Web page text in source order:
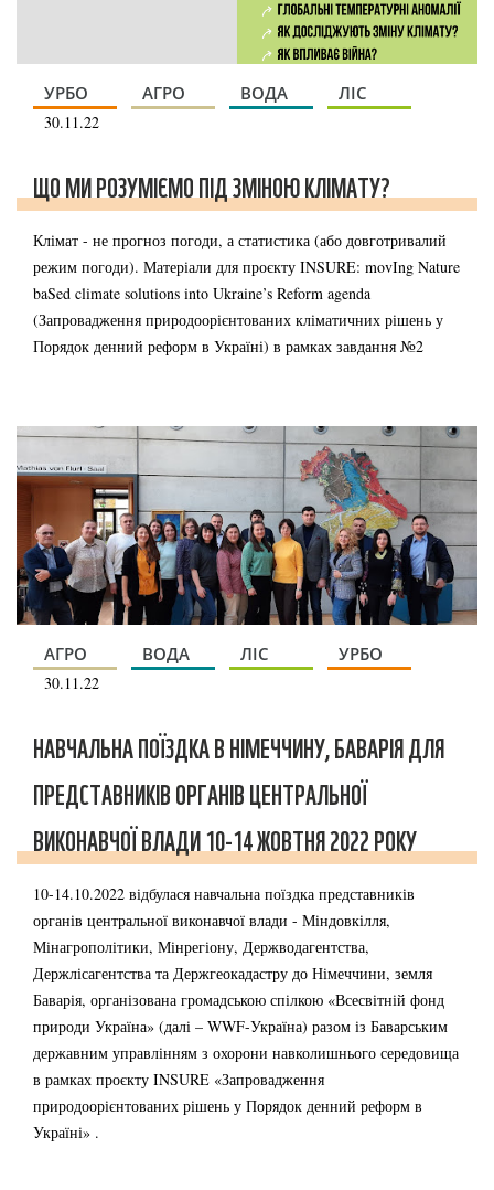
УРБО АГРО ВОДА ЛІС
30.11.22
ЩО МИ РОЗУМІЄМО ПІД ЗМІНОЮ КЛІМАТУ?
Клімат - не прогноз погоди, а статистика (або довготривалий
режим погоди). Матеріали для проєкту INSURE: movIng Nature
baSed climate solutions into Ukraine’s Reform agenda
(Запровадження природоорієнтованих кліматичних рішень у
Порядок денний реформ в Україні) в рамках завдання №2
АГРО ВОДА ЛІС УРБО
30.11.22
НАВЧАЛЬНА ПОЇЗДКА В НІМЕЧЧИНУ, БАВАРІЯ ДЛЯ
ПРЕДСТАВНИКІВ ОРГАНІВ ЦЕНТРАЛЬНОЇ
ВИКОНАВЧОЇ ВЛАДИ 10-14 ЖОВТНЯ 2022 РОКУ
10-14.10.2022 відбулася навчальна поїздка представників
органів центральної виконавчої влади - Міндовкілля,
Мінагрополітики, Мінрегіону, Держводагентства,
Держлісагентства та Держгеокадастру до Німеччини, земля
Баварія, організована громадською спілкою «Всесвітній фонд
природи Україна» (далі – WWF-Україна) разом із Баварським
державним управлінням з охорони навколишнього середовища
в рамках проєкту INSURE «Запровадження
природоорієнтованих рішень у Порядок денний реформ в
Україні» .